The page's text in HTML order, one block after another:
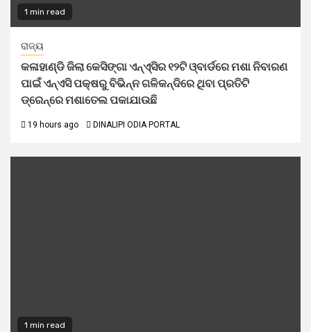
1 min read
ରାଜ୍ୟ
କଳାହାଣ୍ଡି ଜିଲା କେସିଙ୍ଗା ଏନ୍‌ଏ୍‌ସିର ୧୨ଟି ଓ୍ବାର୍ଡରେ ମଶା ନିବାରଣ
ପାଇଁ ଏନ୍‌ଏସି ପକ୍ଷରୁ ବିଭିନ୍ନ ଗଳିକନ୍ଦିରେ ଥିବା ପ୍ରତିଟି
ଡ୍ରେନ୍‌ରେ ମଶାତେଲ ପକାଯାଉଛି
19 hours ago DINALIPI ODIA PORTAL
1 min read